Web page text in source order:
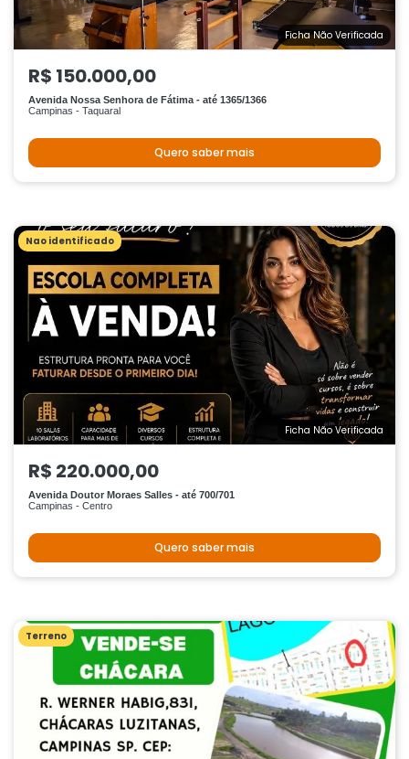
Ficha Não Verificada
R$ 150.000,00
Avenida Nossa Senhora de Fátima - até 1365/1366
Campinas - Taquaral
Quero saber mais
Nao identificado
Ficha Não Verificada
R$ 220.000,00
Avenida Doutor Moraes Salles - até 700/701
Campinas - Centro
Quero saber mais
Terreno